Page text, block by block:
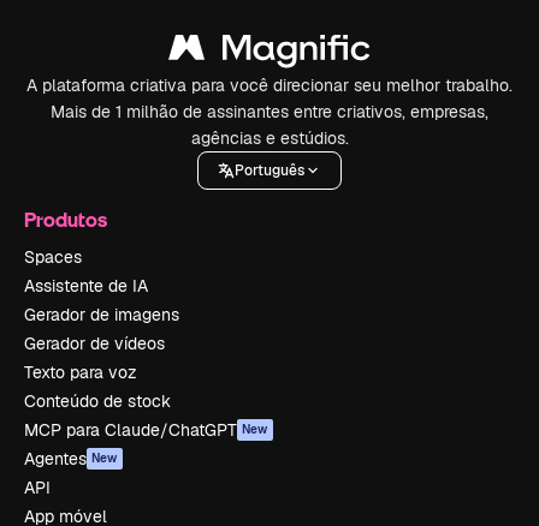
A plataforma criativa para você direcionar seu melhor trabalho.
Mais de 1 milhão de assinantes entre criativos, empresas,
agências e estúdios.
Português
Produtos
Spaces
Assistente de IA
Gerador de imagens
Gerador de vídeos
Texto para voz
Conteúdo de stock
MCP para Claude/ChatGPT New
Agentes New
API
App móvel